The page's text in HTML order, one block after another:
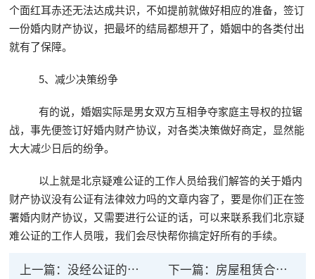
个面红耳赤还无法达成共识，不如提前就做好相应的准备，签订
一份婚内财产协议，把最坏的结局都想开了，婚姻中的各类付出
就有了保障。
5、减少决策纷争
有的说，婚姻实际是男女双方互相争夺家庭主导权的拉锯
战，事先便签订好婚内财产协议，对各类决策做好商定，显然能
大大减少日后的纷争。
以上就是北京疑难公证的工作人员给我们解答的关于婚内
财产协议没有公证有法律效力吗的文章内容了，要是你们正在签
署婚内财产协议，又需要进行公证的话，可以来联系我们北京疑
难公证的工作人员哦，我们会尽快帮你搞定好所有的手续。
上一篇：没经公证的协议在法律上有效吗？ 下一篇： 房屋租赁合同公证法律意义是什么？什么是公证